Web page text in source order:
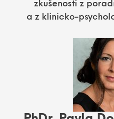
zkušenosti z
a z klinicko-